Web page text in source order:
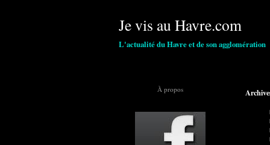
Je vis au Havre.com
L'actualité du Havre et de son agglomération
À propos